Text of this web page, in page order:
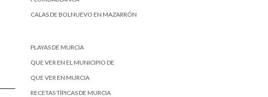
CALAS DE BOLNUEVO EN MAZARRÓN
PLAYAS DE MURCIA
QUE VER EN EL MUNICIPIO DE
QUE VER EN MURCIA
RECETAS TÍPICAS DE MURCIA